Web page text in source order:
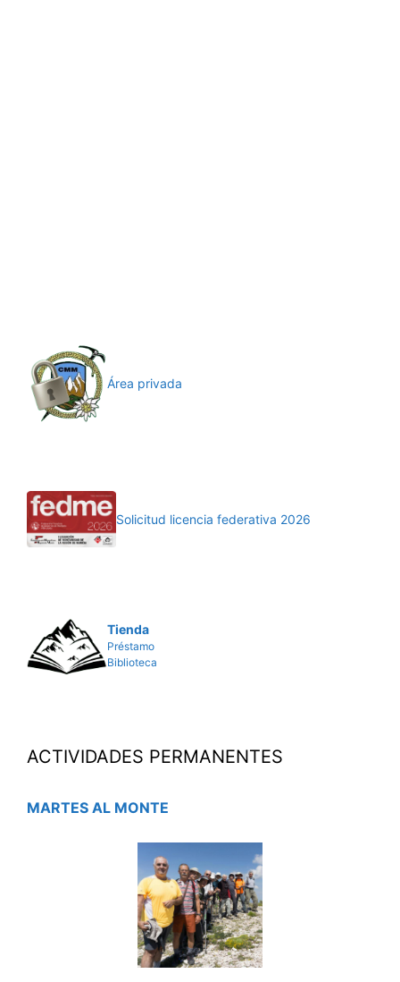
Área privada
Solicitud licencia federativa 2026
Tienda
Préstamo
Biblioteca
ACTIVIDADES PERMANENTES
MARTES AL MONTE